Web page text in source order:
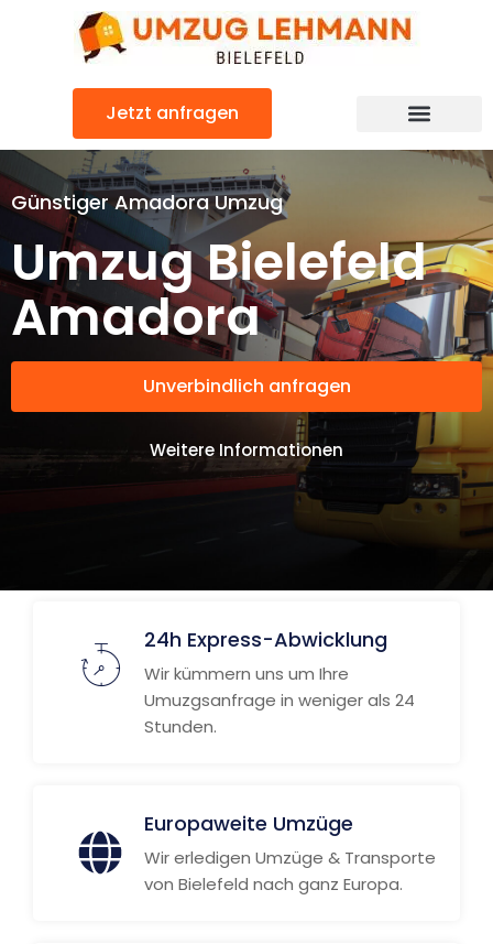
Jetzt anfragen
Günstiger Amadora Umzug
Umzug Bielefeld
Amadora
Unverbindlich anfragen
Weitere Informationen
24h Express-Abwicklung
Wir kümmern uns um Ihre
Umuzgsanfrage in weniger als 24
Stunden.
Europaweite Umzüge
Wir erledigen Umzüge & Transporte
von Bielefeld nach ganz Europa.